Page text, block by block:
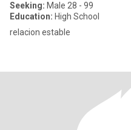
Seeking: Male 28 - 99
Education: High School
relacion estable